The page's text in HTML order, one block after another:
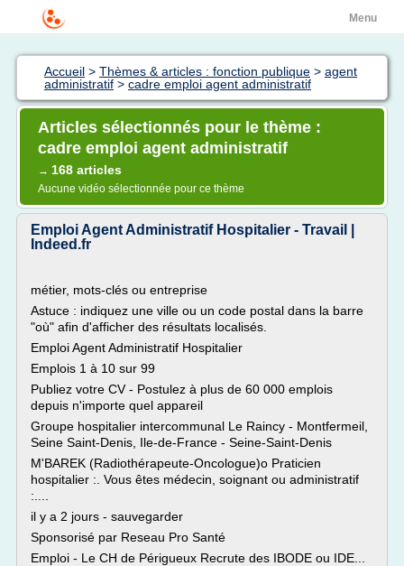
Menu
Accueil > Thèmes & articles : fonction publique > agent
administratif > cadre emploi agent administratif
Articles sélectionnés pour le thème :
cadre emploi agent administratif
→ 168 articles
Aucune vidéo sélectionnée pour ce thème
Emploi Agent Administratif Hospitalier - Travail |
Indeed.fr
métier, mots-clés ou entreprise
Astuce : indiquez une ville ou un code postal dans la barre
"où" afin d'afficher des résultats localisés.
Emploi Agent Administratif Hospitalier
Emplois 1 à 10 sur 99
Publiez votre CV - Postulez à plus de 60 000 emplois
depuis n'importe quel appareil
Groupe hospitalier intercommunal Le Raincy - Montfermeil,
Seine Saint-Denis, Ile-de-France - Seine-Saint-Denis
M'BAREK (Radiothérapeute-Oncologue)o Praticien
hospitalier :. Vous êtes médecin, soignant ou administratif
:....
il y a 2 jours - sauvegarder
Sponsorisé par Reseau Pro Santé
Emploi - Le CH de Périgueux Recrute des IBODE ou IDE...